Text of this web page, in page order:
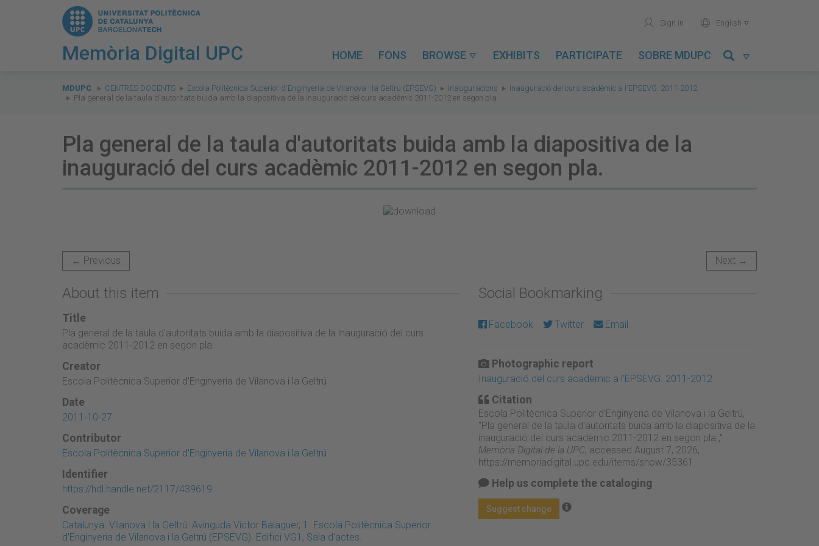
Memòria Digital UPC
user Sign in world English 
HOME FONS BROWSE  EXHIBITS PARTICIPATE SOBRE MDUPC 
are
here:
MDUPC CENTRES DOCENTS Escola Politècnica Superior d'Enginyeria de Vilanova i la Geltrú (EPSEVG) Inauguracions
Inauguració del curs acadèmic a l'EPSEVG. 2011-2012
Pla general de la taula d'autoritats buida amb la diapositiva de la inauguració del curs acadèmic 2011-2012 en segon pla.
Pla general de la taula d'autoritats buida amb la diapositiva de la
inauguració del curs acadèmic 2011-2012 en segon pla.
← Previous Next →
About this item
Title
Pla general de la taula d'autoritats buida amb la diapositiva de la inauguració del curs
acadèmic 2011-2012 en segon pla.
Creator
Escola Politècnica Superior d'Enginyeria de Vilanova i la Geltrú
Date
2011-10-27
Contributor
Escola Politècnica Superior d'Enginyeria de Vilanova i la Geltrú
Identifier
https://hdl.handle.net/2117/439619
Coverage
Catalunya. Vilanova i la Geltrú. Avinguda Víctor Balaguer, 1. Escola Politècnica Superior
d'Enginyeria de Vilanova i la Geltrú (EPSEVG). Edifici VG1, Sala d'actes.
Social Bookmarking
Facebook Twitter Email
Photographic report
Inauguració del curs acadèmic a l'EPSEVG. 2011-2012
Citation
Escola Politècnica Superior d'Enginyeria de Vilanova i la Geltrú,
“Pla general de la taula d'autoritats buida amb la diapositiva de la
inauguració del curs acadèmic 2011-2012 en segon pla.,”
Memòria Digital de la UPC, accessed August 7, 2026,
https://memoriadigital.upc.edu/items/show/35361
Help us complete the cataloging
Suggest change